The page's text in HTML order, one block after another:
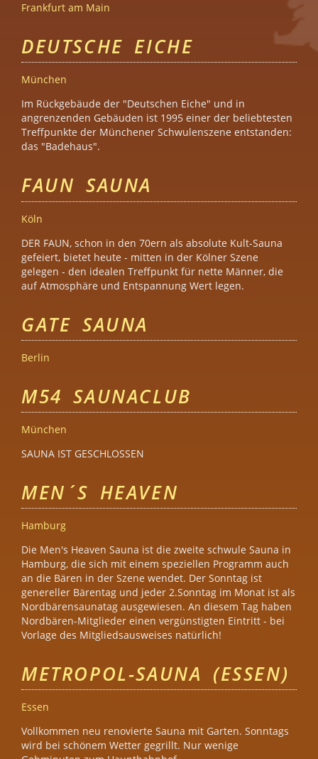
Frankfurt am Main
DEUTSCHE EICHE
München
Im Rückgebäude der "Deutschen Eiche" und in
angrenzenden Gebäuden ist 1995 einer der beliebtesten
Treffpunkte der Münchener Schwulenszene entstanden:
das "Badehaus".
FAUN SAUNA
Köln
DER FAUN, schon in den 70ern als absolute Kult-Sauna
gefeiert, bietet heute - mitten in der Kölner Szene
gelegen - den idealen Treffpunkt für nette Männer, die
auf Atmosphäre und Entspannung Wert legen.
GATE SAUNA
Berlin
M54 SAUNACLUB
München
SAUNA IST GESCHLOSSEN
MEN´S HEAVEN
Hamburg
Die Men's Heaven Sauna ist die zweite schwule Sauna in
Hamburg, die sich mit einem speziellen Programm auch
an die Bären in der Szene wendet. Der Sonntag ist
genereller Bärentag und jeder 2.Sonntag im Monat ist als
Nordbärensaunatag ausgewiesen. An diesem Tag haben
Nordbären-Mitglieder einen vergünstigten Eintritt - bei
Vorlage des Mitgliedsausweises natürlich!
METROPOL-SAUNA (ESSEN)
Essen
Vollkommen neu renovierte Sauna mit Garten. Sonntags
wird bei schönem Wetter gegrillt. Nur wenige